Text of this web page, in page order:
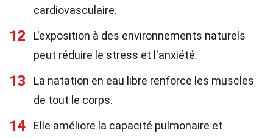
cardiovasculaire.
12
L'exposition à des environnements naturels
peut réduire le stress et l'anxiété.
13
La natation en eau libre renforce les muscles
de tout le corps.
14
Elle améliore la capacité pulmonaire et